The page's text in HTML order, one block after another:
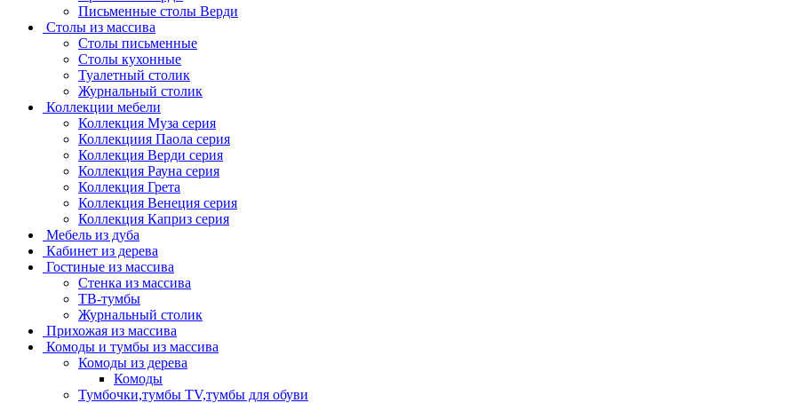
Письменные столы Верди
Столы из массива
Столы письменные
Столы кухонные
Туалетный столик
Журнальный столик
Коллекции мебели
Коллекция Муза серия
Коллекциия Паола серия
Коллекция Верди серия
Коллекция Рауна серия
Коллекция Грета
Коллекция Венеция серия
Коллекция Каприз серия
Мебель из дуба
Кабинет из дерева
Гостиные из массива
Стенка из массива
ТВ-тумбы
Журнальный столик
Прихожая из массива
Комоды и тумбы из массива
Комоды из дерева
Комоды
Тумбочки,тумбы TV,тумбы для обуви